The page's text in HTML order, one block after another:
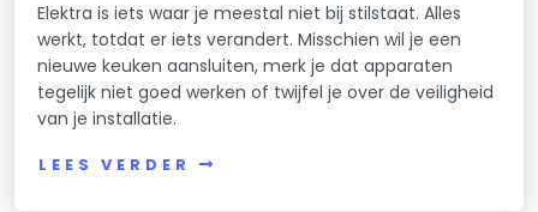
Elektra is iets waar je meestal niet bij stilstaat. Alles
werkt, totdat er iets verandert. Misschien wil je een
nieuwe keuken aansluiten, merk je dat apparaten
tegelijk niet goed werken of twijfel je over de veiligheid
van je installatie.
LEES VERDER